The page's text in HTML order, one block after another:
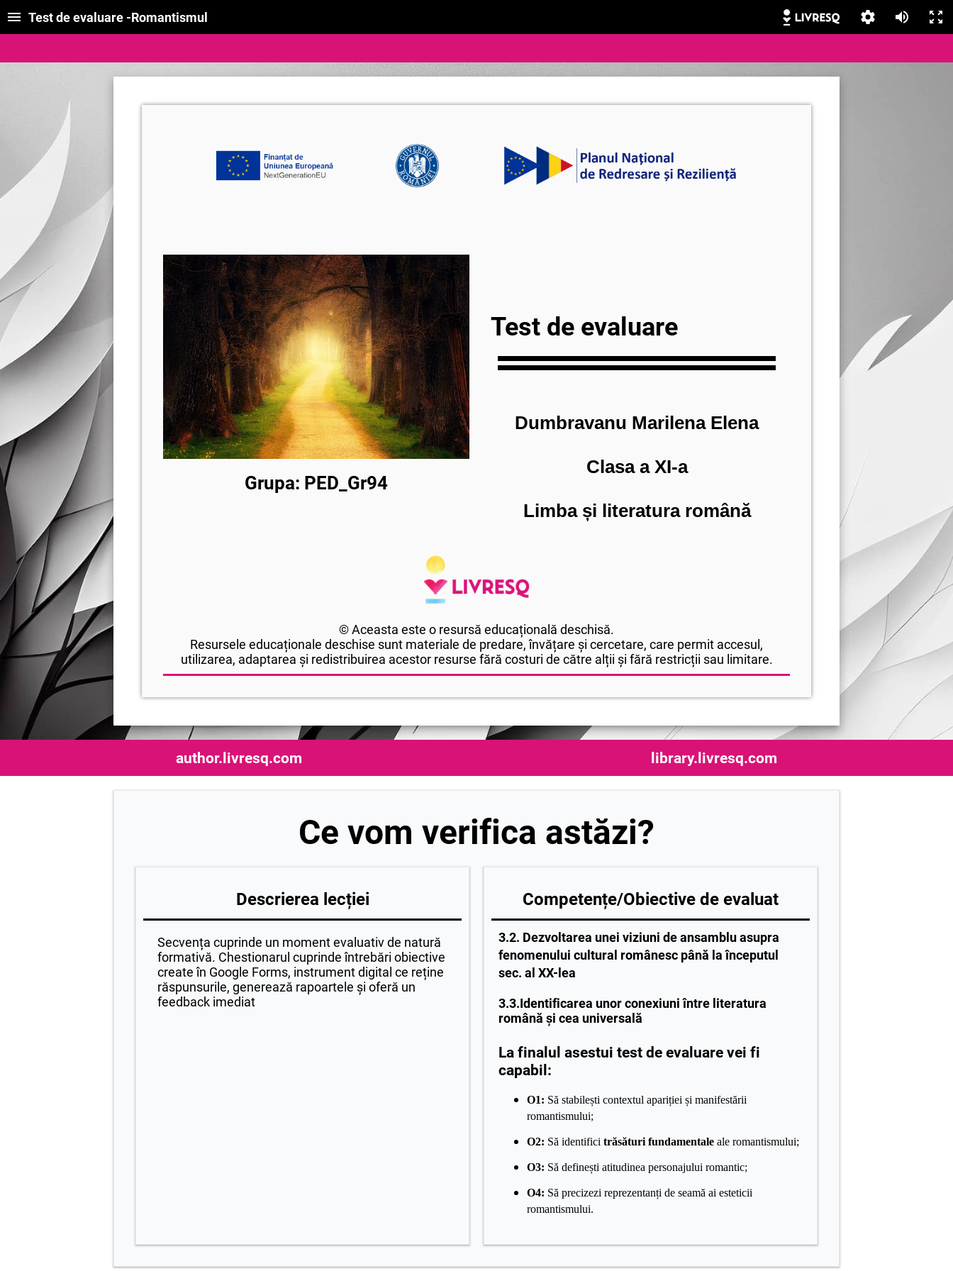
Test de evaluare -Romantismul
Grupa: PED_Gr94
Test de evaluare
Dumbravanu Marilena Elena
Clasa a XI-a
Limba și literatura română
© Aceasta este o resursă educațională deschisă.
Resursele educaționale deschise sunt materiale de predare, învățare și cercetare, care permit accesul,
utilizarea, adaptarea și redistribuirea acestor resurse fără costuri de către alții și fără restricții sau limitare.
author.livresq.com library.livresq.com
Ce vom verifica astăzi?
Descrierea lecției
Secvența cuprinde un moment evaluativ de natură
formativă. Chestionarul cuprinde întrebări obiective
create în Google Forms, instrument digital ce reține
răspunsurile, generează rapoartele și oferă un
feedback imediat
Competențe/Obiective de evaluat
3.2. Dezvoltarea unei viziuni de ansamblu asupra
fenomenului cultural românesc până la începutul
sec. al XX-lea
3.3.Identificarea unor conexiuni între literatura
română și cea universală
La finalul asestui test de evaluare vei fi
capabil:
O1: Să stabilești contextul apariției și manifestării
romantismului;
O2: Să identifici trăsături fundamentale ale romantismului;
O3: Să definești atitudinea personajului romantic;
O4: Să precizezi reprezentanți de seamă ai esteticii
romantismului.